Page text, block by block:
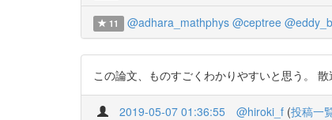
11 @adhara_mathphys @ceptree
この論文、ものすごくわかりやすいと思う。
2019-05-07 01:36:55 @hiroki_f (投稿一